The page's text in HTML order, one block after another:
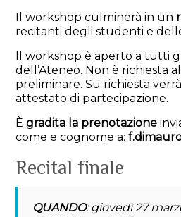
Il workshop culminerà in un
recitanti degli studenti e
Il workshop è aperto a tutti
dell’Ateneo. Non è richiesta
preliminare. Su richiesta
attestato di partecipazione.
Ègradita la prenotazione
come e cognome a:
Recital finale
QUANDO: giovedì 27